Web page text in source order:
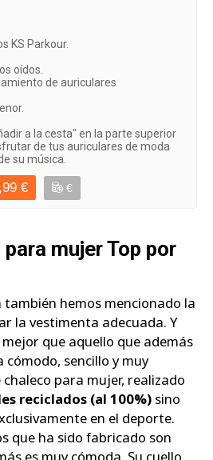
KS Parkour.
oídos.
de auriculares
a la cesta" en la parte superior
de tus auriculares de moda
su música.
€ €
mujer Top por
también hemos mencionado la
la vestimenta adecuada. Y
que aquello que además
sencillo y muy
para mujer, realizado
reciclados (al 100%) sino
en el deporte.
que ha sido fabricado son
es muy cómoda. Su cuello